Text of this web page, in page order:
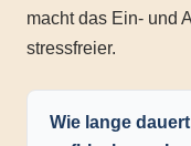
macht das Ein- und
stressfreier.
Wie lange